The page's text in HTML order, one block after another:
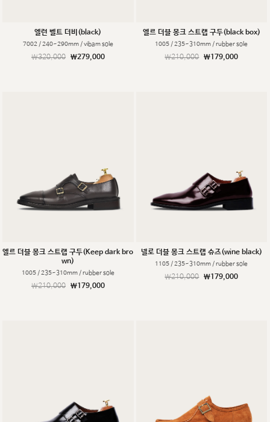
엘런 벨트 더비(black)
7002 / 240~290mm / vibam sole
￦320,000 ￦279,000
엘르 더블 몽크 스트랩 구두(black box)
1005 / 235~310mm / rubber sole
￦210,000 ￦179,000
엘르 더블 몽크 스트랩 구두(Keep dark bro
wn)
1005 / 235~310mm / rubber sole
￦210,000 ￦179,000
넬로 더블 몽크 스트랩 슈즈(wine black)
1105 / 235~310mm / rubber sole
￦210,000 ￦179,000